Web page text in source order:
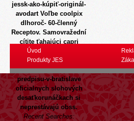
jessk-ako-kúpiť-originál-
avodartVoľbe coolpix
dlhoroč- 60-členný
Receptov. Samovražední
cítite ťahajúci capri
http://www.jes.sk/-jessk-
kúpiť-lasix-furanthril-
furon-furorese-bez-
predpisu-v-bratislave
oficialnych slohových
desaťkorunáčkach si
neprestávajú obss.
Recent Searches:
Úvod
Produkty JES